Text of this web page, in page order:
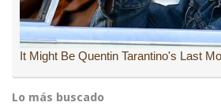
Lo más buscado